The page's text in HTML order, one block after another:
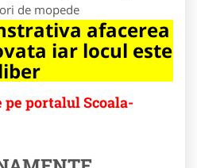
de mopede
afacerea
iar locul este
pe portalul Scoala-